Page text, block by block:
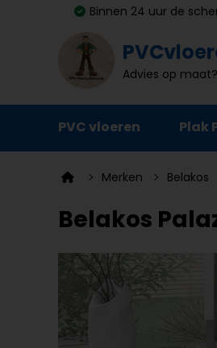
Binnen 24 uur de
Advies op maat?
PVC vloeren Plak
Ondervloeren
Plinten
Vloer- en trapprofielen
Lijm, primer en egalisatie
Schoonmaak en
Merken Belakos
Belakos